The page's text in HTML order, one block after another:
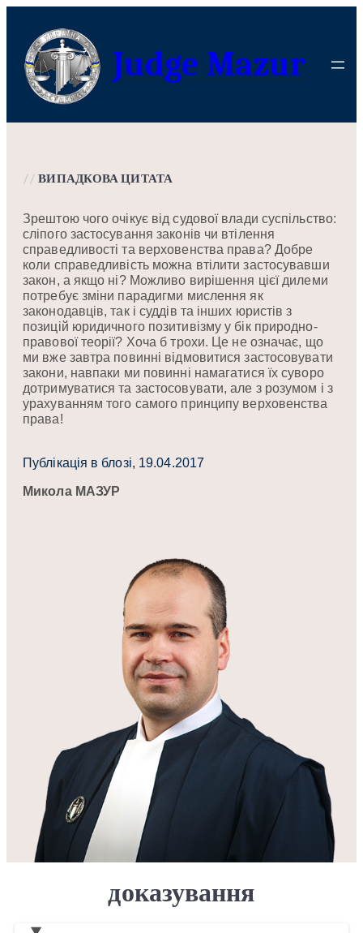
вмісту
Judge Mazur
// ВИПАДКОВА ЦИТАТА
Зрештою чого очікує від судової влади суспільство:
сліпого застосування законів чи втілення
справедливості та верховенства права? Добре
коли справедливість можна втілити застосувавши
закон, а якщо ні? Можливо вирішення цієї дилеми
потребує зміни парадигми мислення як
законодавців, так і суддів та інших юристів з
позицій юридичного позитивізму у бік природно-
правової теорії? Хоча б трохи. Це не означає, що
ми вже завтра повинні відмовитися застосовувати
закони, навпаки ми повинні намагатися їх суворо
дотримуватися та застосовувати, але з розумом і з
урахуванням того самого принципу верховенства
права!
Публікація в блозі, 19.04.2017
Микола МАЗУР
доказування